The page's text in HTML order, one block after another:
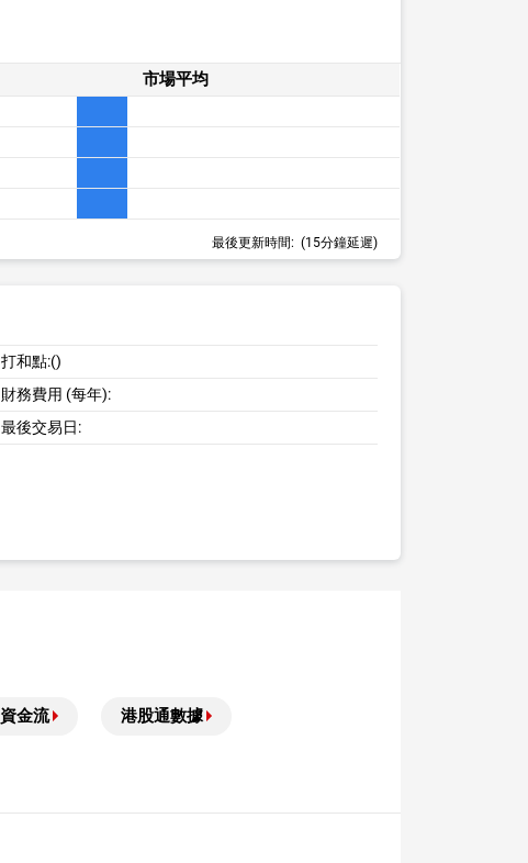
市場平均
最後更新時間: (15分鐘延遲)
打和點:()
財務費用 (每年):
最後交易日:
資金流 港股通數據